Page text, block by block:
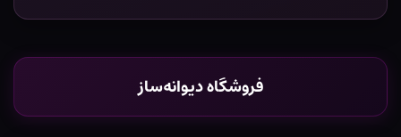
فروشگاه دیوانه‌ساز